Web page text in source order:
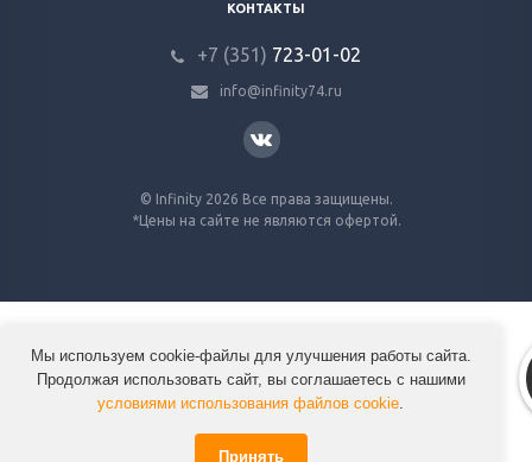
Мы используем cookie-файлы для улучшения работы сайта.
Продолжая использовать сайт, вы соглашаетесь с нашими
условиями использования файлов cookie.
Принять
© Infinity 2026 Все права защищены.
*Цены на сайте не являются офертой.
КОНТАКТЫ
+7 (351) 723-01-02
info@infinity74.ru